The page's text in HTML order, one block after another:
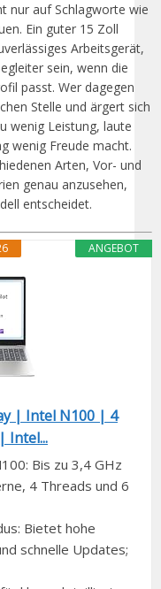
nur auf Schlagworte wie
Ein guter 15 Zoll
Arbeitsgerät,
sein, wenn die
passt. Wer dagegen
Stelle und ärgert sich
wenig Leistung, laute
wenig Freude macht.
Arten, Vor- und
genau anzusehen,
entscheidet.
ANGEBOT
| Intel N100 | 4
Intel...
Bis zu 3,4 GHz
4 Threads und 6
Bietet hohe
schnelle Updates;